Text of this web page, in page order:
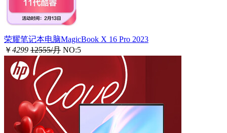
荣耀笔记本电脑MagicBook X 16 Pro 2023
￥4299 12555/月 NO:5